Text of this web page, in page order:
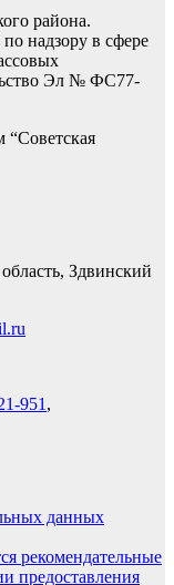
района.
надзору в сфере
Эл № ФС77-
Здвинский
951 ,
данных
рекомендательные
предоставления